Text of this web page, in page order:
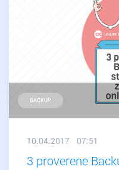
korisnih
ekstenzija)
BACKUP
10.04.2017 07:51
3 proverene